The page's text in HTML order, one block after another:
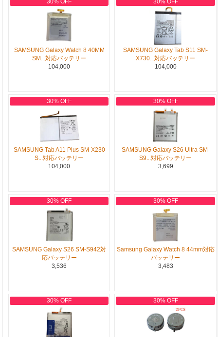
30% OFF
SAMSUNG Galaxy Watch 8 40MM
SM...対応バッテリー
104,000
30% OFF
SAMSUNG Galaxy Tab S11 SM-
X730...対応バッテリー
104,000
30% OFF
SAMSUNG Tab A11 Plus SM-X230
S...対応バッテリー
104,000
30% OFF
SAMSUNG Galaxy S26 Ultra SM-
S9...対応バッテリー
3,699
30% OFF
SAMSUNG Galaxy S26 SM-S942対
応バッテリー
3,536
30% OFF
Samsung Galaxy Watch 8 44mm対応
バッテリー
3,483
30% OFF 30% OFF